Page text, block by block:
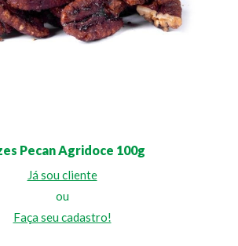
Pecan Agridoce 100g
Já sou cliente
ou
Faça seu cadastro!